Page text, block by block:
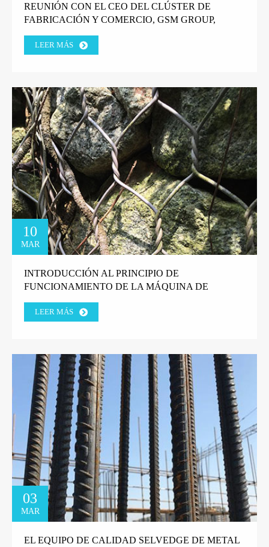
REUNIÓN CON EL CEO DEL CLÚSTER DE
FABRICACIÓN Y COMERCIO, GSM GROUP,
LEER MÁS
10
MAR
INTRODUCCIÓN AL PRINCIPIO DE
FUNCIONAMIENTO DE LA MÁQUINA DE
LEER MÁS
03
MAR
EL EQUIPO DE CALIDAD SELVEDGE DE METAL